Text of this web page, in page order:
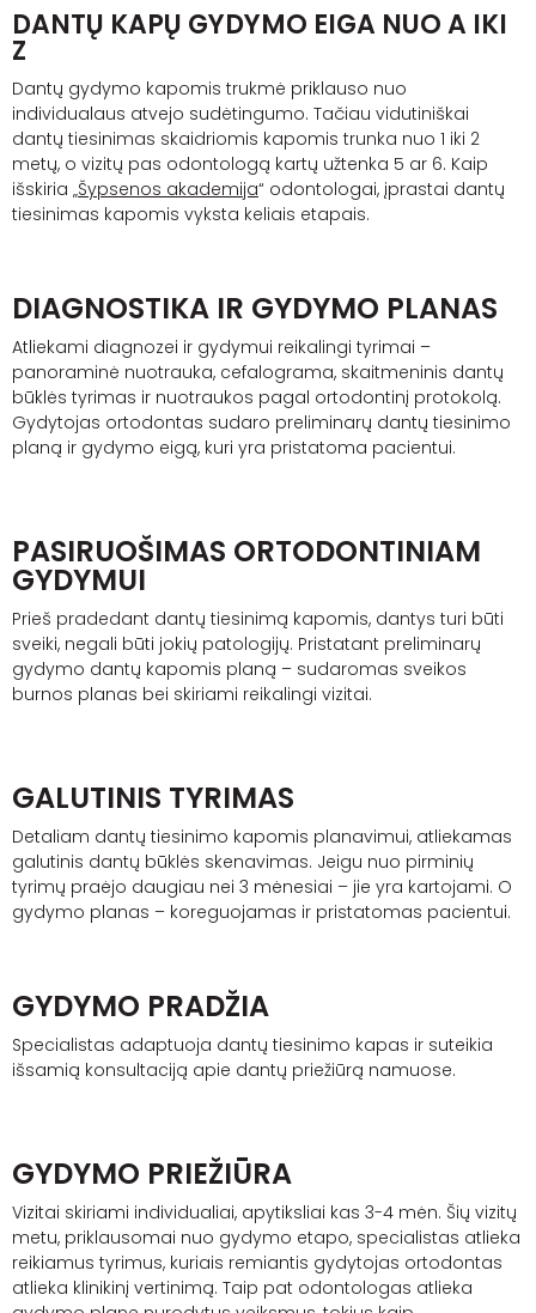
DANTŲ KAPŲ GYDYMO EIGA NUO A IKI
Z
Dantų gydymo kapomis trukmė priklauso nuo
individualaus atvejo sudėtingumo. Tačiau vidutiniškai
dantų tiesinimas skaidriomis kapomis trunka nuo 1 iki 2
metų, o vizitų pas odontologą kartų užtenka 5 ar 6. Kaip
išskiria „Šypsenos akademija“ odontologai, įprastai dantų
tiesinimas kapomis vyksta keliais etapais.
DIAGNOSTIKA IR GYDYMO PLANAS
Atliekami diagnozei ir gydymui reikalingi tyrimai –
panoraminė nuotrauka, cefalograma, skaitmeninis dantų
būklės tyrimas ir nuotraukos pagal ortodontinį protokolą.
Gydytojas ortodontas sudaro preliminarų dantų tiesinimo
planą ir gydymo eigą, kuri yra pristatoma pacientui.
PASIRUOŠIMAS ORTODONTINIAM
GYDYMUI
Prieš pradedant dantų tiesinimą kapomis, dantys turi būti
sveiki, negali būti jokių patologijų. Pristatant preliminarų
gydymo dantų kapomis planą – sudaromas sveikos
burnos planas bei skiriami reikalingi vizitai.
GALUTINIS TYRIMAS
Detaliam dantų tiesinimo kapomis planavimui, atliekamas
galutinis dantų būklės skenavimas. Jeigu nuo pirminių
tyrimų praėjo daugiau nei 3 mėnesiai – jie yra kartojami. O
gydymo planas – koreguojamas ir pristatomas pacientui.
GYDYMO PRADŽIA
Specialistas adaptuoja dantų tiesinimo kapas ir suteikia
išsamią konsultaciją apie dantų priežiūrą namuose.
GYDYMO PRIEŽIŪRA
Vizitai skiriami individualiai, apytiksliai kas 3-4 mėn. Šių vizitų
metu, priklausomai nuo gydymo etapo, specialistas atlieka
reikiamus tyrimus, kuriais remiantis gydytojas ortodontas
atlieka klinikinį vertinimą. Taip pat odontologas atlieka